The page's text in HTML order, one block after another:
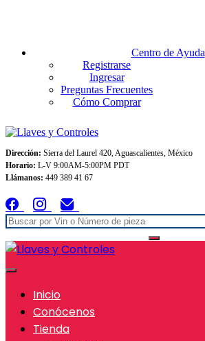
Centro de Ayuda
Registrarse
Ingresar
Preguntas Frecuentes
Cómo Comprar
Dirección: Sierra del Laurel 420, Aguascalientes, México
Horario: L-V 9:00AM-5:00PM PDT
Llámanos: 449 389 41 67
Inicio
Conócenos
Tienda